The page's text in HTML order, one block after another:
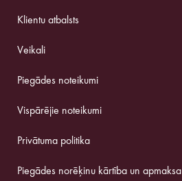
Klientu atbalsts
Veikali
Piegādes noteikumi
Vispārējie noteikumi
Privātuma politika
Piegādes norēķinu kārtība un apmaksa